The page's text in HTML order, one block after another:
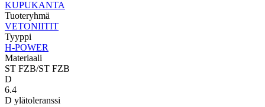
KUPUKANTA
Tuoteryhmä
VETONIITIT
Tyyppi
H-POWER
Materiaali
ST FZB/ST FZB
D
6.4
D ylätoleranssi